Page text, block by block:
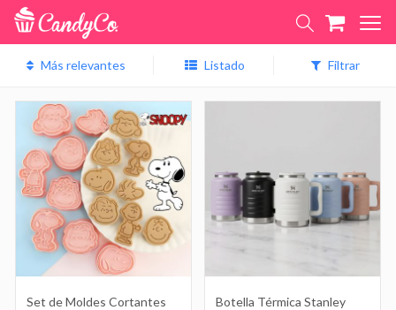
Listado Filtrar
Set de Moldes Cortantes de Galletas
de Snoopy Peanuts X8 en Blister
$ 5.990
Botella Térmica Stanley Cilíndrica con
$ 43.990
Set de Moldes Cortantes
Botella Térmica Stanley